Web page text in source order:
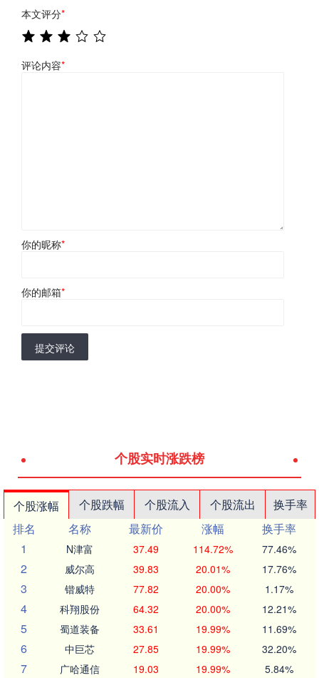
本文评分*
评论内容*
你的昵称*
你的邮箱*
提交评论
个股实时涨跌榜
个股涨幅 个股跌幅 个股流入 个股流出
换手率
排名
名称 最新价 涨幅
换手率
1
N津富 37.49 114.72% 77.46%
2 威尔高 39.83 20.01% 17.76%
3 锴威特 77.82 20.00% 1.17%
4 科翔股份 64.32 20.00% 12.21%
5 蜀道装备 33.61 19.99% 11.69%
6 中巨芯 27.85 19.99% 32.20%
7 广哈通信 19.03 19.99% 5.84%